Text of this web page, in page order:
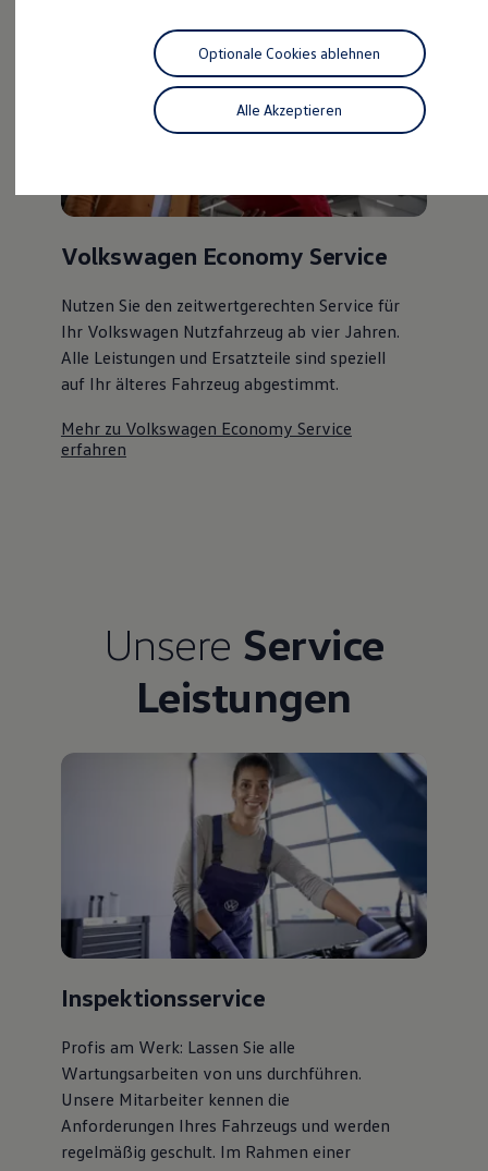
Reichweitensimulator
Ladezeitensimulator
Ladelösungen für Privatkunden
Ladelösungen für Gewerbekunden
Wallbox und Ladekabel
Bidirektionales Laden
Fördermöglichkeiten für Gewerbekunden
Kostensimulator
Mehr zum ID. Buzz
Online Beratung
California Club
California Magazin & Ratgeber
Ratgeber
Routen & Reisen
California App
California Lifestyle & Zubehör
Natur
Events
Rückblick VW Bus Festival 2023
75 Jahre Bulli Jubiläum
Volkswagen Economy Service
Nutzen Sie den zeitwertgerechten Service für
Ihr Volkswagen Nutzfahrzeug ab vier Jahren.
Alle Leistungen und Ersatzteile sind speziell
auf Ihr älteres Fahrzeug abgestimmt.
Mehr zu Volkswagen Economy Service
erfahren
Unsere Service
Leistungen
Inspektionsservice
Profis am Werk: Lassen Sie alle
Wartungsarbeiten von uns durchführen.
Unsere Mitarbeiter kennen die
Anforderungen Ihres Fahrzeugs und werden
regelmäßig geschult. Im Rahmen einer
Alle Akzeptieren
Optionale Cookies ablehnen